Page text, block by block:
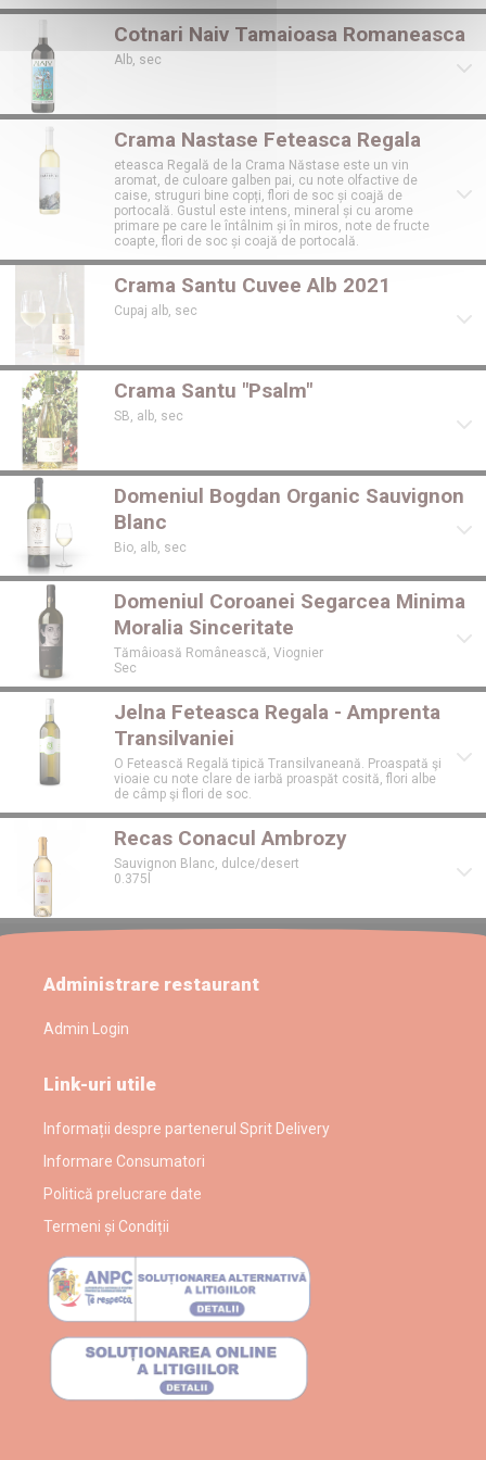
Cotnari Naiv Tamaioasa Romaneasca
Alb, sec
Crama Nastase Feteasca Regala
eteasca Regală de la Crama Năstase este un vin
aromat, de culoare galben pai, cu note olfactive de
caise, struguri bine copți, flori de soc și coajă de
portocală. Gustul este intens, mineral și cu arome
primare pe care le întâlnim și în miros, note de fructe
coapte, flori de soc și coajă de portocală.
Crama Santu Cuvee Alb 2021
Cupaj alb, sec
Crama Santu "Psalm"
SB, alb, sec
Domeniul Bogdan Organic Sauvignon
Blanc
Bio, alb, sec
Domeniul Coroanei Segarcea Minima
Moralia Sinceritate
Tămâioasă Românească, Viognier
Sec
Jelna Feteasca Regala - Amprenta
Transilvaniei
O Fetească Regală tipică Transilvaneană. Proaspată şi
vioaie cu note clare de iarbă proaspăt cosită, flori albe
de câmp şi flori de soc.
Recas Conacul Ambrozy
Sauvignon Blanc, dulce/desert
0.375l
Administrare restaurant
Admin Login
Link-uri utile
Informații despre partenerul Sprit Delivery
Informare Consumatori
Politică prelucrare date
Termeni și Condiții